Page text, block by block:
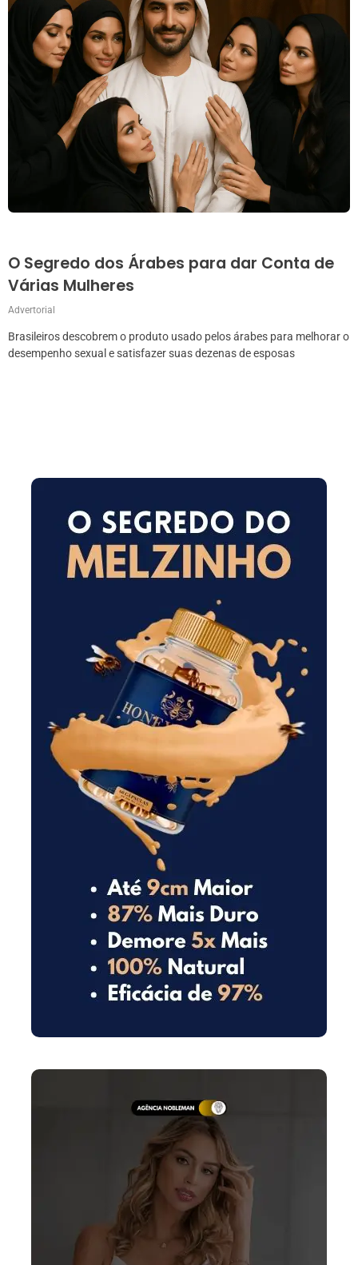
O Segredo dos Árabes para dar Conta de
Várias Mulheres
Advertorial
Brasileiros descobrem o produto usado pelos árabes para melhorar o
desempenho sexual e satisfazer suas dezenas de esposas